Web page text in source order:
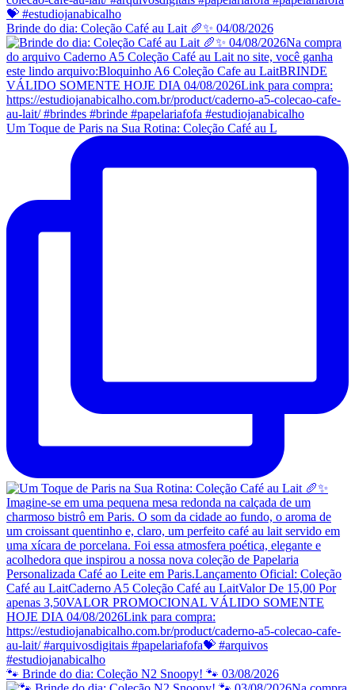
Brinde do dia: Coleção Café au Lait 🥖✨ 04/08/2026
Um Toque de Paris na Sua Rotina: Coleção Café au L
🐾 Brinde do dia: Coleção N2 Snoopy! 🐾 03/08/2026